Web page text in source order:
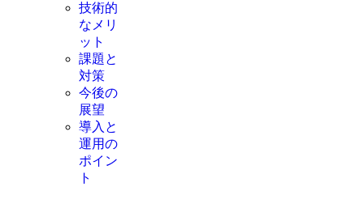
技術的
なメリ
ット
課題と
対策
今後の
展望
導入と
運用の
ポイン
ト